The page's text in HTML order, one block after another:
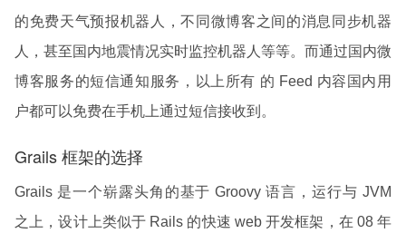
的免费天气预报机器人，不同微博客之间的消息同步机器
人，甚至国内地震情况实时监控机器人等等。而通过国内微
博客服务的短信通知服务，以上所有 的 Feed 内容国内用
户都可以免费在手机上通过短信接收到。
Grails 框架的选择
Grails 是一个崭露头角的基于 Groovy 语言，运行与 JVM
之上，设计上类似于 Rails 的快速 web 开发框架，在 08 年